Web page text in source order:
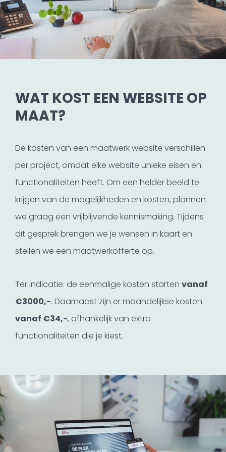
WAT KOST EEN WEBSITE OP
MAAT?
De kosten van een maatwerk website verschillen
per project, omdat elke website unieke eisen en
functionaliteiten heeft. Om een helder beeld te
krijgen van de mogelijkheden en kosten, plannen
we graag een vrijblijvende kennismaking. Tijdens
dit gesprek brengen we je wensen in kaart en
stellen we een maatwerkofferte op.
Ter indicatie: de eenmalige kosten starten vanaf
€3000,-. Daarnaast zijn er maandelijkse kosten
vanaf €34,-, afhankelijk van extra
functionaliteiten die je kiest.